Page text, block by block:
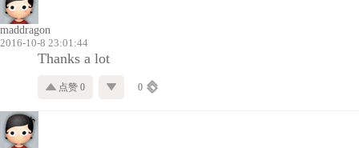
maddragon
2016-10-8 23:01:44
Thanks a lot
点赞 0 0